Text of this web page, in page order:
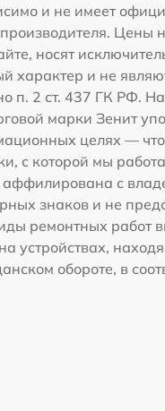
и не имеет
Цены
носят
характер и не
п. 2 ст. 437 ГК РФ.
марки Зенит
целях —
с которой мы
аффилирована с
знаков и не
ремонтных работ
устройствах,
обороте, в